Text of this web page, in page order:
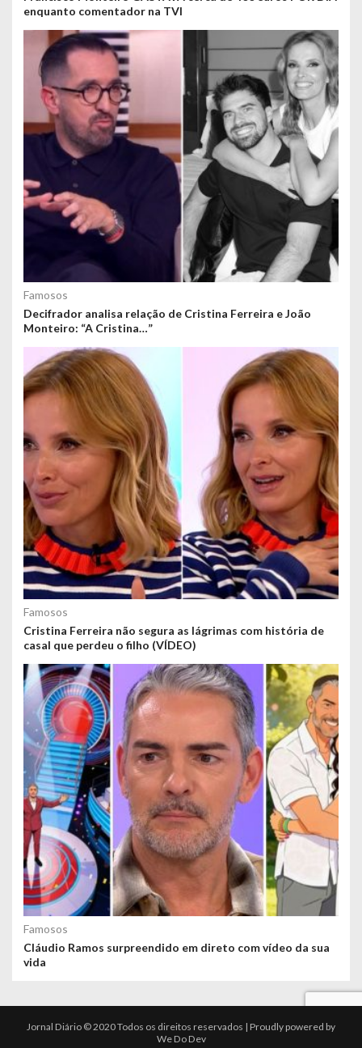
enquanto comentador na TVI
Famosos
Decifrador analisa relação de Cristina Ferreira e João
Monteiro: “A Cristina…”
Famosos
Cristina Ferreira não segura as lágrimas com história de
casal que perdeu o filho (VÍDEO)
Famosos
Cláudio Ramos surpreendido em direto com vídeo da sua
vida
Jornal Diário © 2020 Todos os direitos reservados | Proudly powered by
We Do Dev